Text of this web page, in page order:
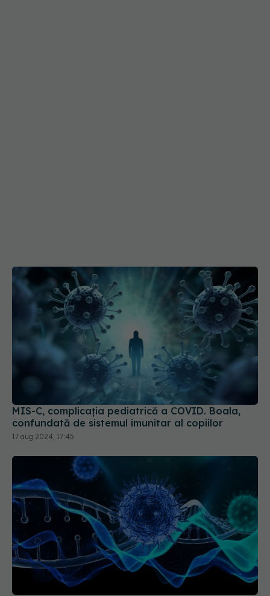
MIS-C, complicația pediatrică a COVID. Boala,
confundată de sistemul imunitar al copiilor
17 aug 2024, 17:45